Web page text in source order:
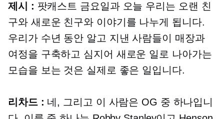
제시 : 팟캐스트 금요일과 오늘 우리는 오랜 친
구와 새로운 친구와 이야기를 나누게 됩니다.
우리가 수년 동안 알고 지낸 사람들이 매장과
여정을 구축하고 심지어 새로운 일로 나아가는
모습을 보는 것은 실제로 좋은 일입니다.
리차드 : 네, 그리고 이 사람은 OG 중 하나입니